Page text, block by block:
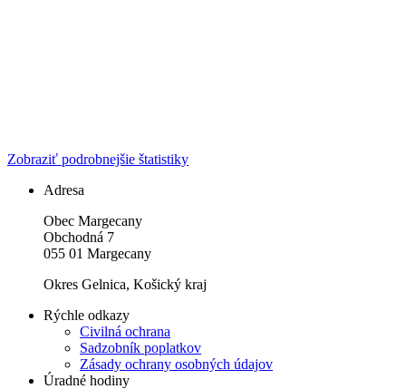
Zobraziť podrobnejšie štatistiky
Adresa
Obec Margecany
Obchodná 7
055 01 Margecany
Okres Gelnica, Košický kraj
Rýchle odkazy
Civilná ochrana
Sadzobník poplatkov
Zásady ochrany osobných údajov
Úradné hodiny